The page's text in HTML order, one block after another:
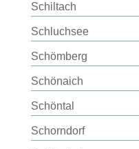
Schiltach
Schluchsee
Schömberg
Schönaich
Schöntal
Schorndorf